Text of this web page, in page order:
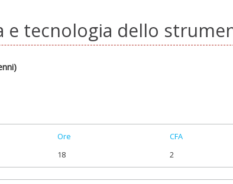
e tecnologia dello
Ore
18
CFA
2